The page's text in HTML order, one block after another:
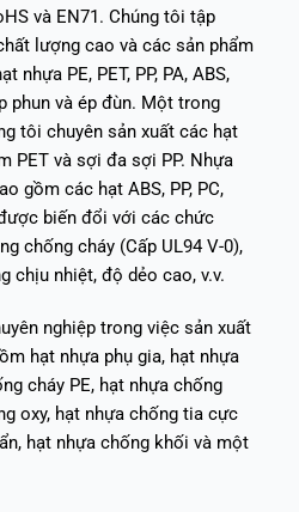
và EN71. Chúng tôi tập
lượng cao và các sản phẩm
nhựa PE, PET, PP, PA, ABS,
phun và ép đùn. Một trong
tôi chuyên sản xuất các hạt
PET và sợi đa sợi PP. Nhựa
gồm các hạt ABS, PP, PC,
được biến đổi với các chức
chống cháy (Cấp UL94 V-0),
chịu nhiệt, độ dẻo cao, v.v.
nghiệp trong việc sản xuất
hạt nhựa phụ gia, hạt nhựa
cháy PE, hạt nhựa chống
oxy, hạt nhựa chống tia cực
hạt nhựa chống khối và một